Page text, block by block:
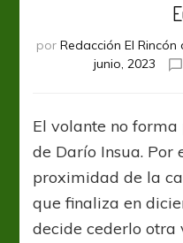
por Redacción El Rincón
junio, 2023
El volante no
de Darío Insua. Por
proximidad de la
que finaliza en
decide cederlo otra